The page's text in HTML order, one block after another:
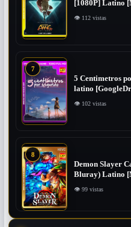
[1080P] Latino
👁 112 vistas
7
5 Centimetros
latino
👁 102 vistas
8
Demon Slayer
Bluray) Latino
👁 99 vistas